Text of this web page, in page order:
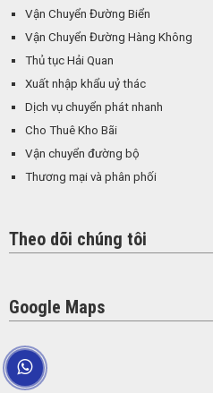
Vận Chuyển Đường Biển
Vận Chuyển Đường Hàng Không
Thủ tục Hải Quan
Xuất nhập khẩu uỷ thác
Dịch vụ chuyển phát nhanh
Cho Thuê Kho Bãi
Vận chuyển đường bộ
Thương mại và phân phối
Theo dõi chúng tôi
Google Maps